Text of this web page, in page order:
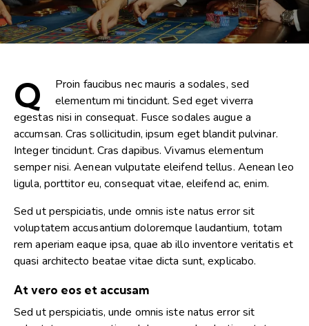
Q
Proin faucibus nec mauris a sodales, sed
elementum mi tincidunt. Sed eget viverra
egestas nisi in consequat. Fusce sodales augue a
accumsan. Cras sollicitudin, ipsum eget blandit pulvinar.
Integer tincidunt. Cras dapibus. Vivamus elementum
semper nisi. Aenean vulputate eleifend tellus. Aenean leo
ligula, porttitor eu, consequat vitae, eleifend ac, enim.
Sed ut perspiciatis, unde omnis iste natus error sit
voluptatem accusantium doloremque laudantium, totam
rem aperiam eaque ipsa, quae ab illo inventore veritatis et
quasi architecto beatae vitae dicta sunt, explicabo.
At vero eos et accusam
Sed ut perspiciatis, unde omnis iste natus error sit